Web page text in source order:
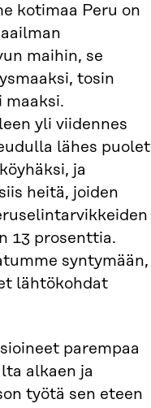
kotimaa Peru on
maihin, se
tosin
maaksi.
yli viidennes
lähes puolet
ja
heitä, joiden
13 prosenttia.
syntymään,
lähtökohdat
parempaa
alkaen ja
työtä sen eteen